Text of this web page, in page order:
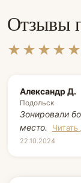
Отзывы
★★★★★
Александр Д.
Подольск
Зонировали
место.
22.10.2024